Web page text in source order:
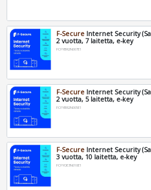
F-Secure Internet Security
2 vuotta, 7 laitetta, e-key
FCFYBR2N007E1
F-Secure Internet Security
2 vuotta, 5 laitetta, e-key
FCFYBR2N005E1
F-Secure Internet Security
3 vuotta, 10 laitetta, e-key
FCFYOE3N010E1